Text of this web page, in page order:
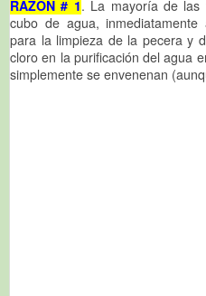
RAZON # 1. La mayoría de las
cubo de agua,
para la limpieza de la pecera y
cloro en la purificación del agua
simplemente se envenenan